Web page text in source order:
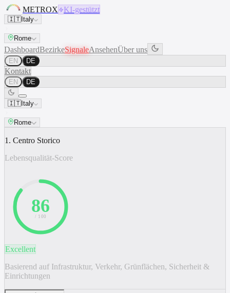
METROX KI-gestützt
🇮🇹Italy
Rome
DashboardBezirkeSignaleAnsehenÜber uns
EN DE
Kontakt
EN DE
🇮🇹Italy
Rome
1. Centro Storico
Lebensqualität-Score
86
/ 100
Excellent
Basierend auf Infrastruktur, Verkehr, Grünflächen, Sicherheit &
Einrichtungen